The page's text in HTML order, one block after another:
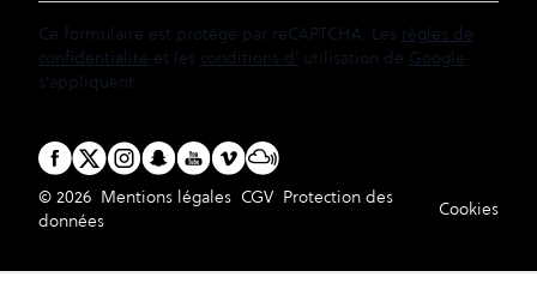
Ce formulaire est protégé par reCAPTCHA. Les règles de
confidentialité et les conditions d' utilisation de Google
s'appliquent.
© 2026 Mentions légales CGV Protection des
données
Cookies